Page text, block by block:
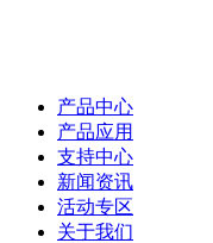
产品中心
产品应用
支持中心
新闻资讯
活动专区
关于我们